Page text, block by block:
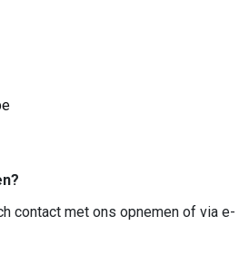
contact met ons opnemen of via e-